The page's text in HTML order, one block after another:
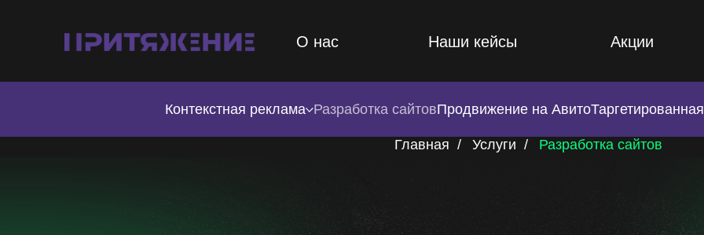
Наши кейсы
О нас Акции
Контекстная реклама Разработка сайтовПродвижение на Авито
Главная / Услуги / Разработка сайтов